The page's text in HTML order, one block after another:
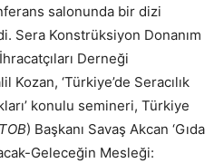
salonunda bir dizi
Sera Konstrüksiyon Donanım
Derneği
Kozan, ‘Türkiye’de Seracılık
konulu semineri, Türkiye
) Başkanı Savaş Akcan ‘Gıda
Geleceğin Mesleği: